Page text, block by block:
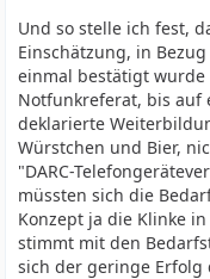
Und so stelle ich fest,
Einschätzung, in
einmal bestätigt wurde
Notfunkreferat, bis auf
deklarierte
Würstchen und Bier,
"DARC-
müssten sich die
Konzept ja die Klinke
stimmt mit den
sich der geringe Erfolg